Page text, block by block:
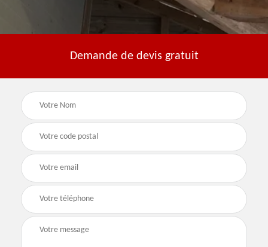
Demande de devis gratuit